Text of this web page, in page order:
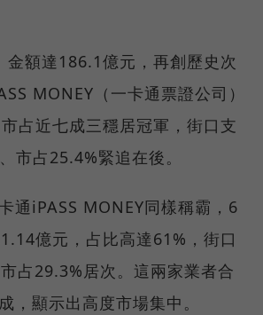
金額達186.1億元，再創歷史次
MONEY（一卡通票證公司）
占近七成三穩居冠軍，街口支
市占25.4%緊追在後。
通iPASS MONEY同樣稱霸，6
億元，占比高達61%，街口
占29.3%居次。這兩家業者合
，顯示出高度市場集中。